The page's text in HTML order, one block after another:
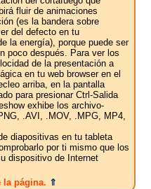
fluir de animaciones
(es la bandera sobre
del defecto en tu
la energía), porque puede ser
poco después. Para ver los
de la presentación a
en tu web browser en el
arriba, en la pantalla
para presionar Ctrl-Salida
exhibe los archivo-
.AVI, .MOV, .MPG, MP4,
diapositivas en tu tableta
por ti mismo que los
dispositivo de Internet
la página. ⇑